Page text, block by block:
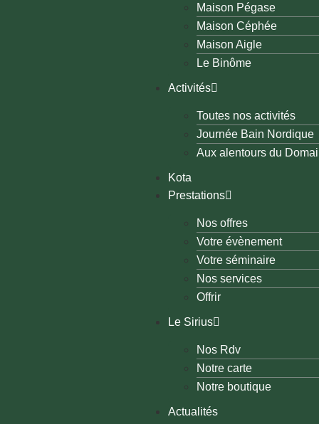
Maison Pégase
Maison Céphée
Maison Aigle
Le Binôme
Activités
Toutes nos activités
Journée Bain Nordique
Aux alentours du
Kota
Prestations
Nos offres
Votre évènement
Votre séminaire
Nos services
Offrir
Le Sirius
Nos Rdv
Notre carte
Notre boutique
Actualités